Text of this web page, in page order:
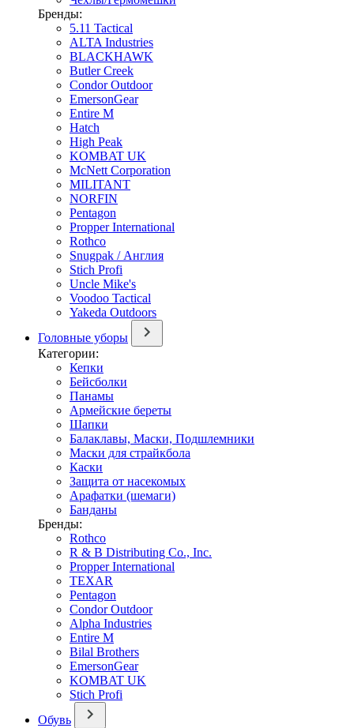
Бренды:
5.11 Tactical
ALTA Industries
BLACKHAWK
Butler Creek
Condor Outdoor
EmersonGear
Entire M
Hatch
High Peak
KOMBAT UK
McNett Corporation
MILITANT
NORFIN
Pentagon
Propper International
Rothco
Snugpak / Англия
Stich Profi
Uncle Mike's
Voodoo Tactical
Yakeda Outdoors
Головные уборы
Категории:
Кепки
Бейсболки
Панамы
Армейские береты
Шапки
Балаклавы, Маски, Подшлемники
Маски для страйкбола
Каски
Защита от насекомых
Арафатки (шемаги)
Банданы
Бренды:
Rothco
R & B Distributing Co., Inc.
Propper International
TEXAR
Pentagon
Condor Outdoor
Alpha Industries
Entire M
Bilal Brothers
EmersonGear
KOMBAT UK
Stich Profi
Обувь